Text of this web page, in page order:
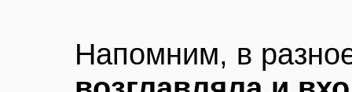
Напомним, в